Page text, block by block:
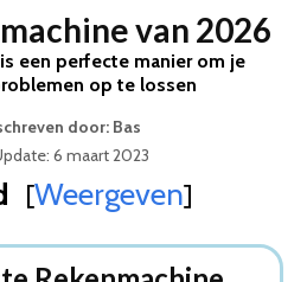
van 2026
een perfecte manier om je
op te lossen
door: Bas
6 maart 2023
[Weergeven]